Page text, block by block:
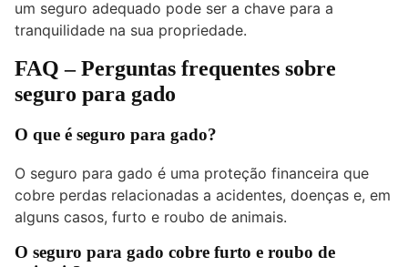
um seguro adequado pode ser a chave para a
tranquilidade na sua propriedade.
FAQ – Perguntas frequentes sobre
seguro para gado
O que é seguro para gado?
O seguro para gado é uma proteção financeira que
cobre perdas relacionadas a acidentes, doenças e, em
alguns casos, furto e roubo de animais.
O seguro para gado cobre furto e roubo de